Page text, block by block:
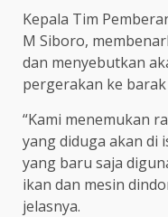
Kepala Tim
M Siboro,
dan menyebutkan
pergerakan ke barak
“Kami menemukan
yang diduga akan di
yang baru saja
ikan dan mesin
jelasnya.